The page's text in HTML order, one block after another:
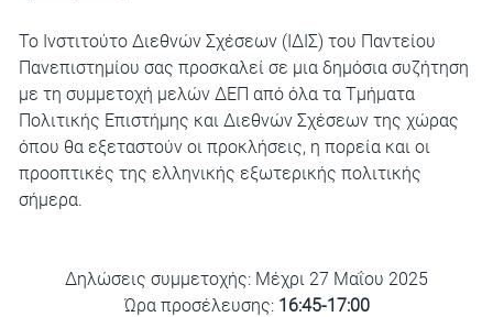
Το Ινστιτούτο Διεθνών Σχέσεων (ΙΔΙΣ) του Παντείου
Πανεπιστημίου σας προσκαλεί σε μια δημόσια συζήτηση
με τη συμμετοχή μελών ΔΕΠ από όλα τα Τμήματα
Πολιτικής Επιστήμης και Διεθνών Σχέσεων της χώρας
όπου θα εξεταστούν οι προκλήσεις, η πορεία και οι
προοπτικές της ελληνικής εξωτερικής πολιτικής
σήμερα.
Δηλώσεις συμμετοχής: Μέχρι 27 Μαΐου 2025
Ώρα προσέλευσης: 16:45-17:00